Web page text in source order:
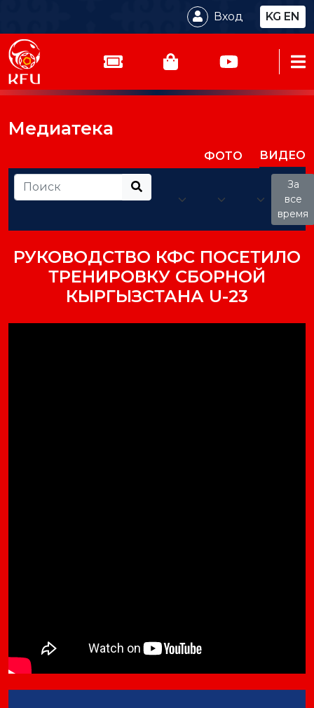
Вход KG EN
Медиатека
ФОТО ВИДЕО
За
все
время
РУКОВОДСТВО КФС ПОСЕТИЛО
ТРЕНИРОВКУ СБОРНОЙ
КЫРГЫЗСТАНА U-23